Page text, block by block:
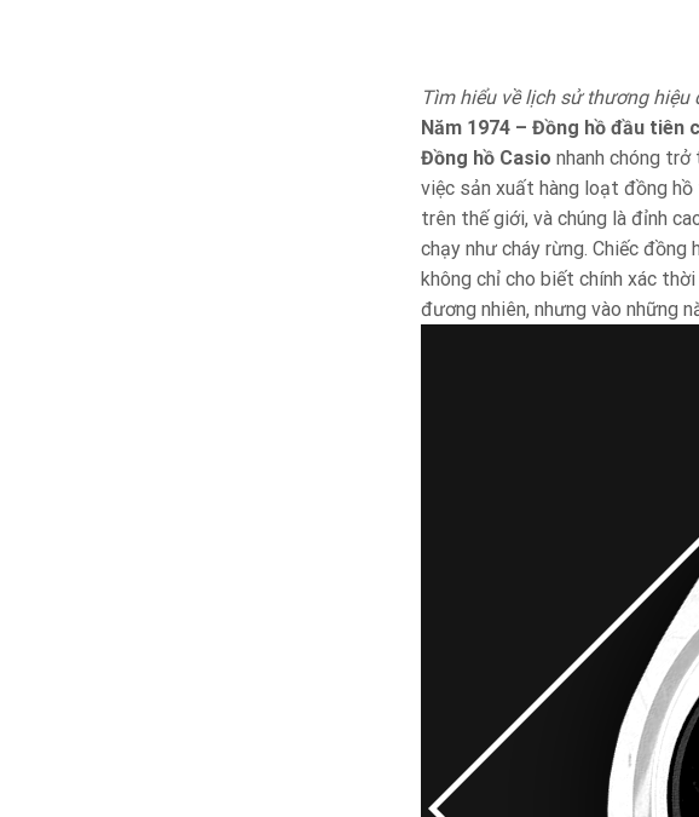
Tìm hiểu về lịch sử thương hiệu
Năm 1974 – Đồng hồ đầu tiên
Đồng hồ Casio nhanh chóng
việc sản xuất hàng loạt đồng
trên thế giới, và chúng là đỉnh
chạy như cháy rừng. Chiếc
không chỉ cho biết chính xác
đương nhiên, nhưng vào những